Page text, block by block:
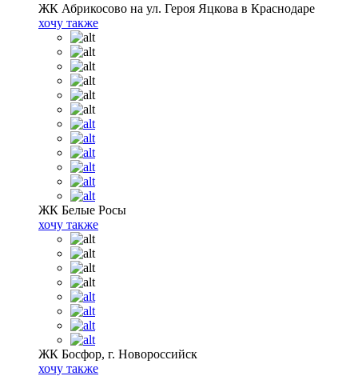
ЖК Абрикосово на ул. Героя Яцкова в Краснодаре
хочу также
ЖК Белые Росы
хочу также
ЖК Босфор, г. Новороссийск
хочу также